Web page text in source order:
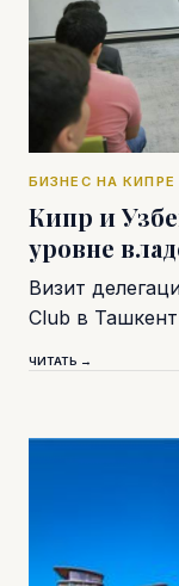
БИЗНЕС НА КИПРЕ
Кипр и
уровне
Визит
Club в
ЧИТАТЬ →